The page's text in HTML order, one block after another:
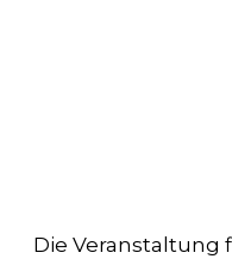
Die Veranstaltung